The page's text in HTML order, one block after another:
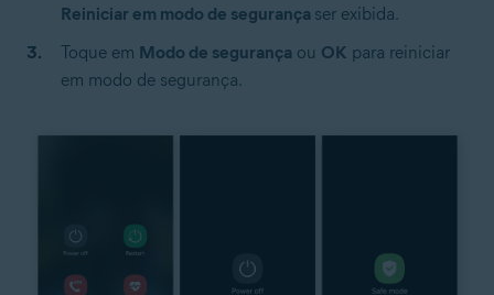
Reiniciar em modo de segurança ser exibida.
Toque em Modo de segurança ou OK para reiniciar
em modo de segurança.